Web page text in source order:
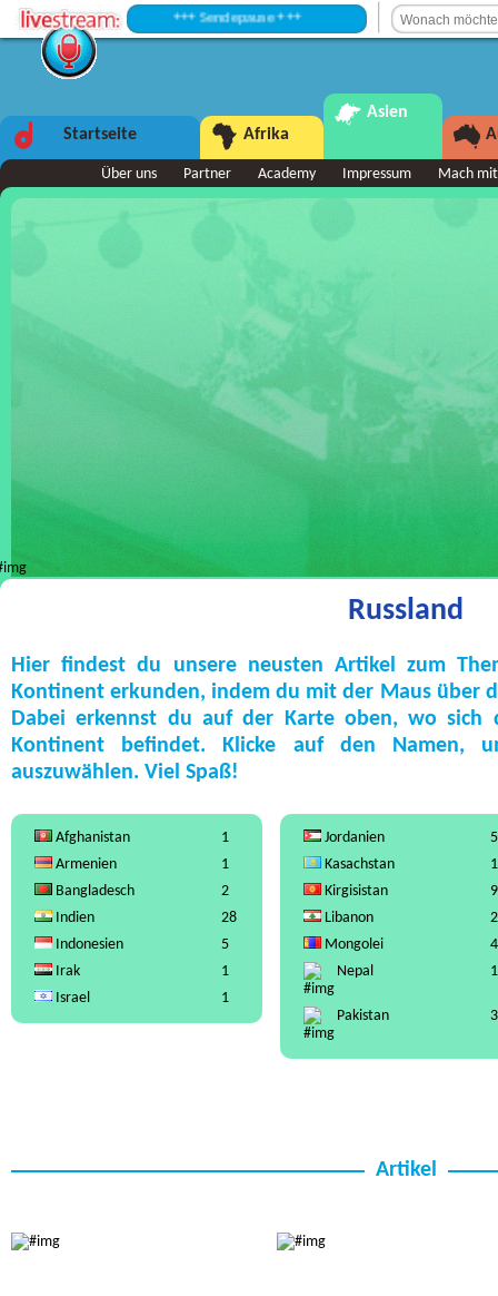
+++ Sendepause +++
Startseite Afrika
Asien
Über uns Partner Academy Impressum Mach mit
Russland
Hier findest du unsere neusten Artikel zum
Kontinent erkunden, indem du mit der Maus über
Dabei erkennst du auf der Karte oben, wo sich
Kontinent befindet. Klicke auf den Namen,
auszuwählen. Viel Spaß!
Afghanistan
1
Armenien
1
Bangladesch
2
Indien
28
Indonesien
5
Irak
1
Israel
1
Jordanien
5
Kasachstan
1
Kirgisistan
9
Libanon
2
Mongolei
4
Nepal
1
Pakistan 3
Artikel